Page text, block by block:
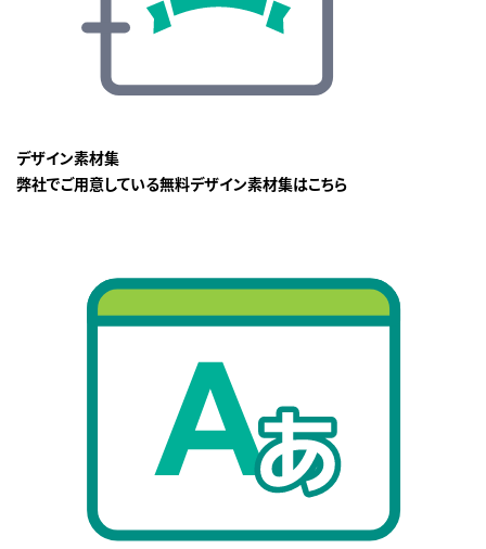
デザイン素材集
弊社でご用意している無料デザイン素材集はこちら